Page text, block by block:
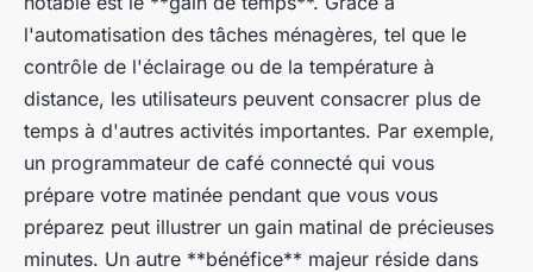
l'automatisation des tâches ménagères, tel que le
contrôle de l'éclairage ou de la température à
distance, les utilisateurs peuvent consacrer plus de
temps à d'autres activités importantes. Par exemple,
un programmateur de café connecté qui vous
prépare votre matinée pendant que vous vous
préparez peut illustrer un gain matinal de précieuses
minutes. Un autre **bénéfice** majeur réside dans